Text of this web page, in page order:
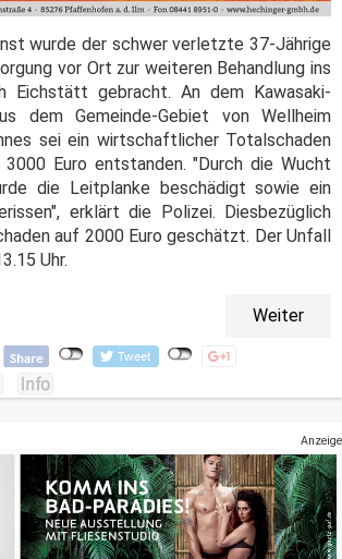
wurde der schwer verletzte 37-Jährige
vor Ort zur weiteren Behandlung ins
Eichstätt gebracht. An dem Kawasaki-
dem Gemeinde-Gebiet von Wellheim
sei ein wirtschaftlicher Totalschaden
Euro entstanden. "Durch die Wucht
die Leitplanke beschädigt sowie ein
erklärt die Polizei. Diesbezüglich
auf 2000 Euro geschätzt. Der Unfall
Uhr.
Weiter
Anzeige